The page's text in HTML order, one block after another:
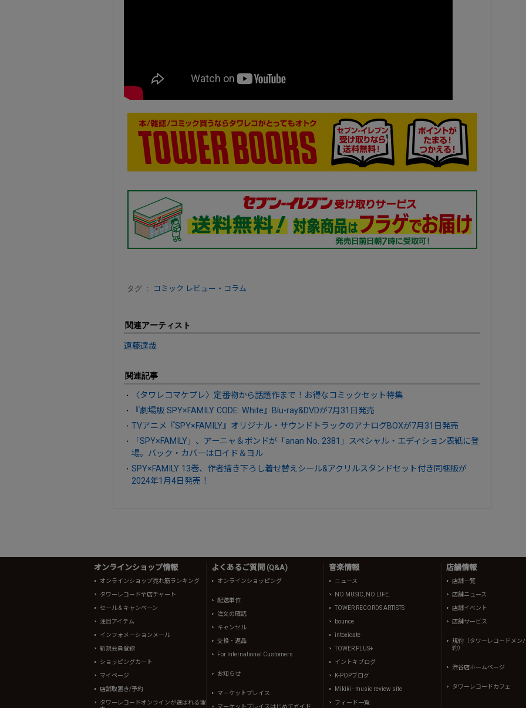
タグ ： コミック レビュー・コラム
関連アーティスト
遠藤達哉
関連記事
〈タワレコマケプレ〉定番物から話題作まで！お得なコミックセット特集
『劇場版 SPY×FAMILY CODE: White』Blu-ray&DVDが7月31日発売
TVアニメ『SPY×FAMILY』オリジナル・サウンドトラックのアナログBOXが7月31日発売
「SPY×FAMILY」、アーニャ＆ボンドが「anan No. 2381」スペシャル・エディション表紙に登
場。バック・カバーはロイド＆ヨル
SPY×FAMILY 13巻、作者描き下ろし着せ替えシール&アクリルスタンドセット付き同梱版が
2024年1月4日発売！
オンラインショップ情報
オンラインショップ売れ筋ランキング
タワーレコード全店チャート
セール＆キャンペーン
注目アイテム
インフォメーションメール
新規会員登録
ショッピングカート
マイページ
店舗取置き/予約
タワーレコードオンラインが選ばれる理
よくあるご質問 (Q&A)
オンラインショッピング
配送単位
注文の確認
キャンセル
交換・返品
For International Customers
お知らせ
マーケットプレイス
マーケットプレイスはじめてガイド
音楽情報
ニュース
NO MUSIC, NO LIFE.
TOWER RECORDS ARTISTS
bounce
intoxicate
TOWER PLUS+
イントキブログ
K-POPブログ
Mikiki - music review site
フィード一覧
店舗情報
店舗一覧
店舗ニュース
店舗イベント
店舗サービス
規約（タワーレコードメン
約）
渋谷店ホームページ
タワーレコードカフェ